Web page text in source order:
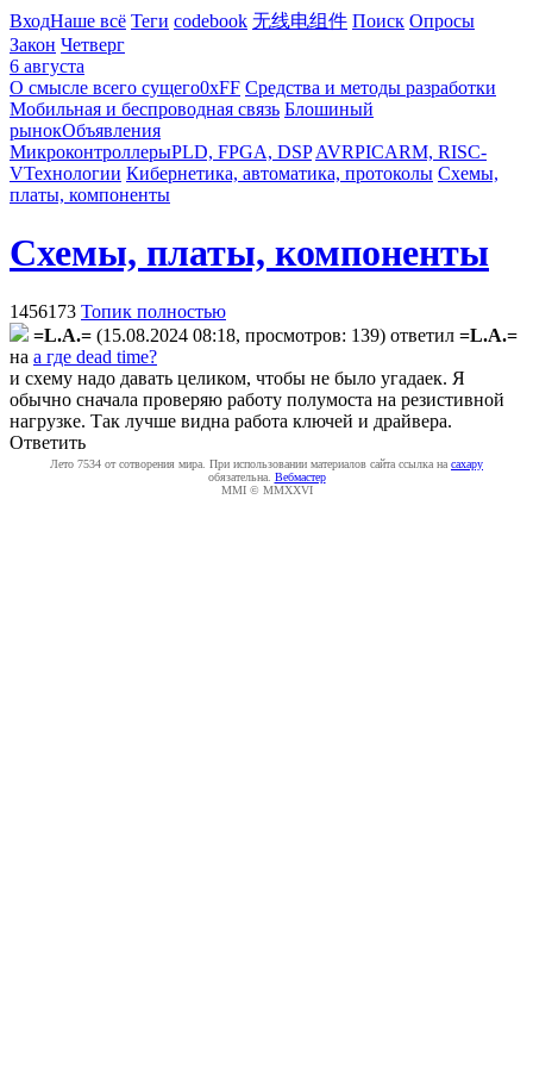
ВходНаше всё Теги codebook 无线电组件 Поиск Опросы
Закон Четверг
6 августа
О смысле всего сущего0xFF Средства и методы разработки
Мобильная и беспроводная связь Блошиный
рынокОбъявления
МикроконтроллерыPLD, FPGA, DSP AVRPICARM, RISC-
VТехнологии Кибернетика, автоматика, протоколы Схемы,
платы, компоненты
Схемы, платы, компоненты
1456173 Топик полностью
=L.A.= (15.08.2024 08:18, просмотров: 139) ответил =L.A.=
на а где dead time?
и схему надо давать целиком, чтобы не было угадаек. Я
обычно сначала проверяю работу полумоста на резистивной
нагрузке. Так лучше видна работа ключей и драйвера.
Ответить
Лето 7534 от сотворения мира. При использовании материалов сайта ссылка на caxapу
обязательна. Вебмастер
MMI © MMXXVI